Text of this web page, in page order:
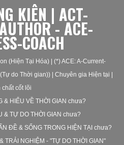
KIÊN | ACT-
- ACE-
COACH
(Hiện Tại Hóa) | (*) ACE: A-Current-
do Thời gian)) | Chuyên gia Hiện tại |
chất cốt lõi
& HIỂU VỀ THỜI GIAN chưa?
& TỰ DO THỜI GIAN chưa?
ĐỀ & SỐNG TRONG HIỆN TẠI chưa?
TRẢI NGHIỆM - "TỰ DO THỜI GIAN"